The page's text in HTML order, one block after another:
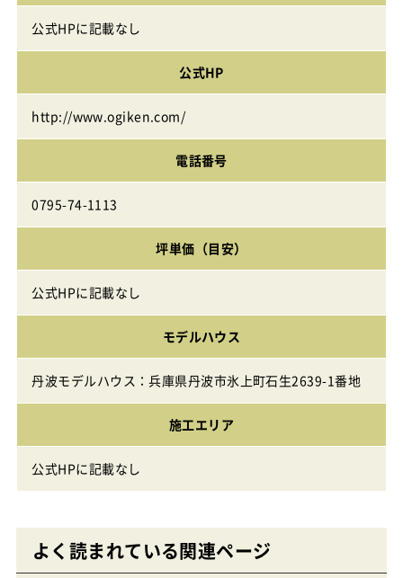
公式HPに記載なし
公式HP
http://www.ogiken.com/
電話番号
0795-74-1113
坪単価（目安）
公式HPに記載なし
モデルハウス
丹波モデルハウス：兵庫県丹波市氷上町石生2639-1番地
施工エリア
公式HPに記載なし
よく読まれている関連ページ